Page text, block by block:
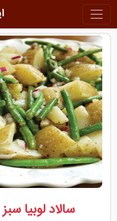
سالاد لوبیا